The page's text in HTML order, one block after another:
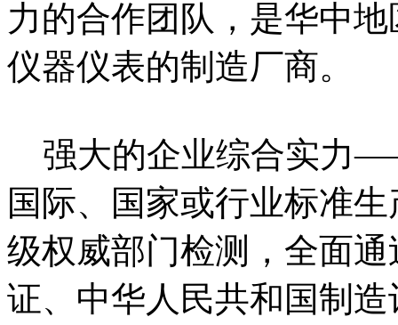
力的合作团队，是华中
仪器仪表的制造厂商。
强大的企业综合实力
国际、国家或行业标准
级权威部门检测，全面
证、中华人民共和国制